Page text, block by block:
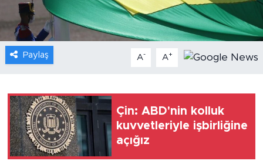
Paylaş A- A+
Çin: ABD'nin kolluk
kuvvetleriyle işbirliğine
açığız
Video
Sağlık
Xinhua
Xinhua Türkiye
Seyahat